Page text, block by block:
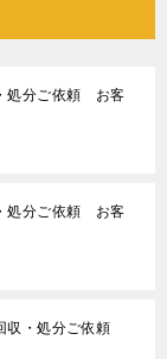
処分ご依頼 お客
処分ご依頼 お客
収・処分ご依頼